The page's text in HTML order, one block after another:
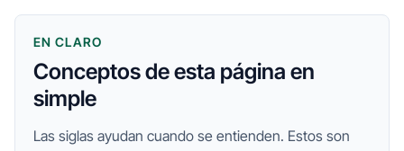
EN CLARO
Conceptos de esta página en
simple
Las siglas ayudan cuando se entienden. Estos son